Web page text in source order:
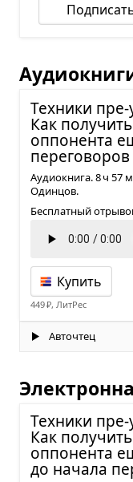
Тех­ники
Как
оппо­нента
пере­го­во­ров
Аудиокнига. 8 ч 57
Одинцов.
Бесплатный
Купить
449 ₽, ЛитРес
Авточтец
Тех­ники
Как
оппо­нента
до начала